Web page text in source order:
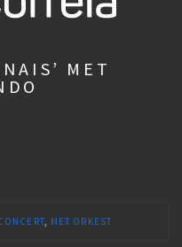
MET
, MET ORKEST